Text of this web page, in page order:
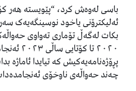
باسی لەوەش کرد، “پێویستە هەر
ئەلیکترۆنی یاخود نوسینگەیەک
بکات لەگەڵ تۆماری تەواوی
٢٠٢٠ تا
پڕۆژەنامەیەکیش کە تیایدا ئاماژە
چەند حەواڵەی ناوخۆی